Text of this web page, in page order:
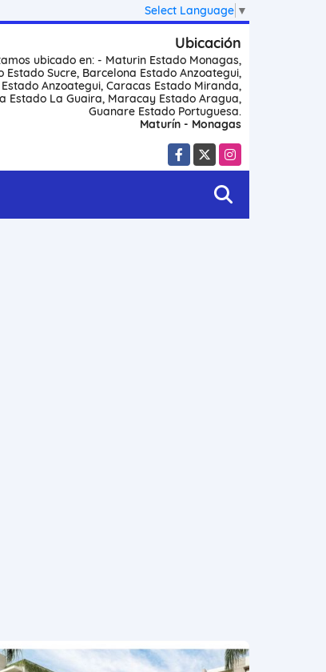
Select Language ▼
Ubicación
ubicado en: - Maturin Estado Monagas,
Estado Sucre, Barcelona Estado Anzoategui,
Anzoategui, Caracas Estado Miranda,
Estado La Guaira, Maracay Estado Aragua,
Guanare Estado Portuguesa.
Maturín - Monagas
Facebook
X Instagram